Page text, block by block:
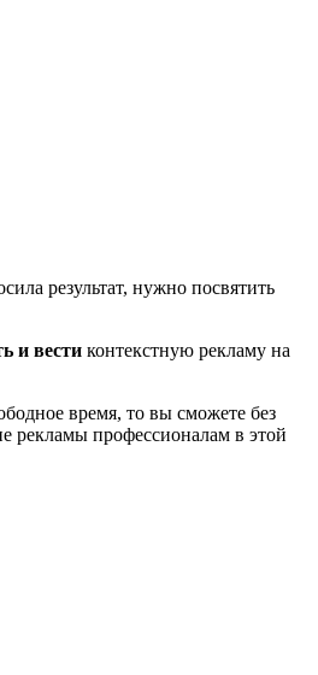
результат, нужно посвятить
и вести контекстную рекламу на
время, то вы сможете без
рекламы профессионалам в этой